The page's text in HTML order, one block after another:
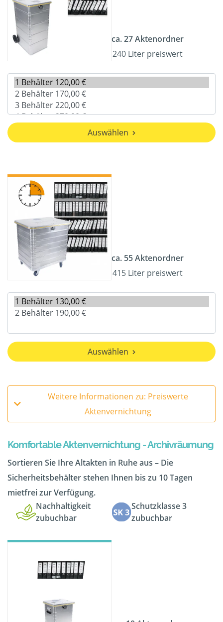
ca. 27 Aktenordner
240 Liter preiswert
Auswählen
ca. 55 Aktenordner
415 Liter preiswert
Auswählen
Weitere Informationen zu: Preiswerte
Aktenvernichtung
Komfortable Aktenvernichtung - Archivräumung
Sortieren Sie Ihre Altakten in Ruhe aus – Die
Sicherheitsbehälter stehen Ihnen bis zu 10 Tagen
mietfrei zur Verfügung.
Nachhaltigkeit
zubuchbar
Schutzklasse 3
zubuchbar